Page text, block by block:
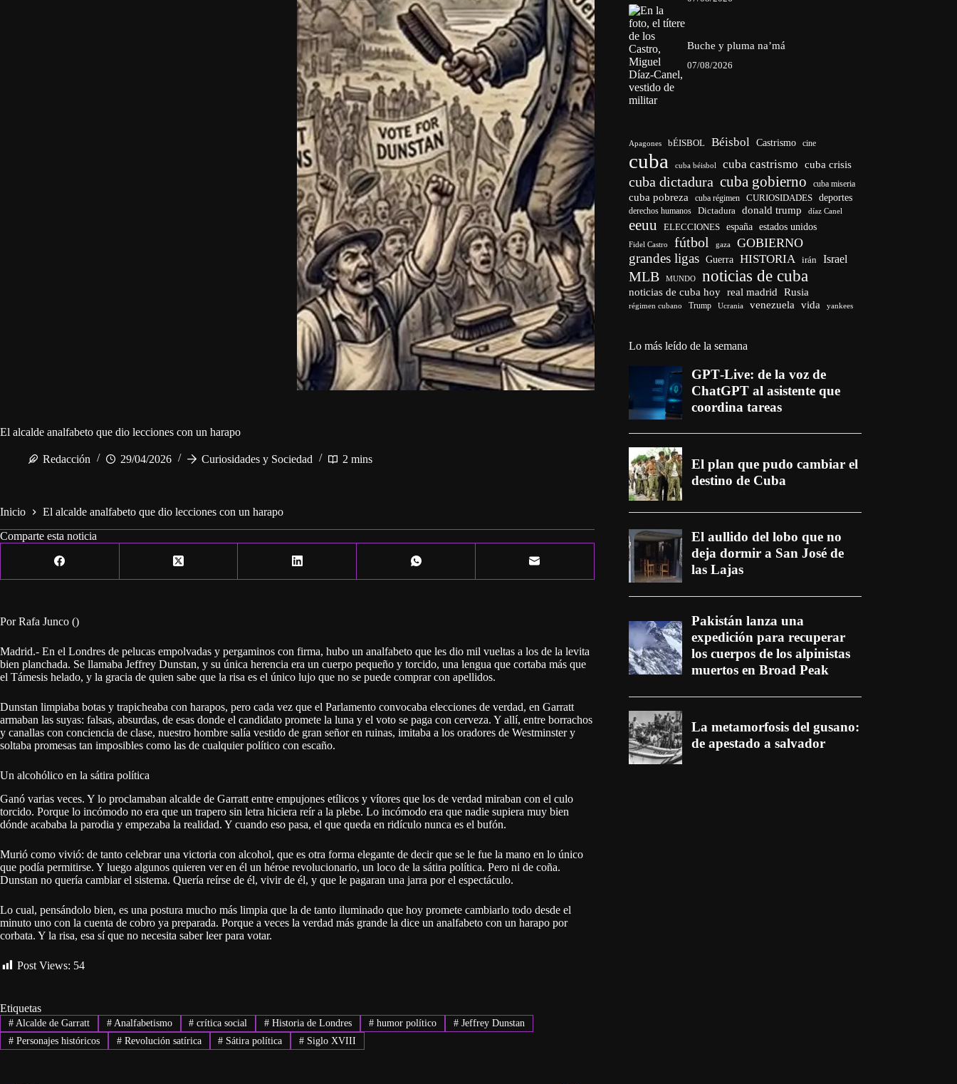
El alcalde analfabeto que dio lecciones con un harapo
Redacción 29/04/2026 Curiosidades y Sociedad 2 mins
Inicio
El alcalde analfabeto que dio lecciones con un harapo
Comparte esta noticia
Por Rafa Junco ()
Madrid.- En el Londres de pelucas empolvadas y pergaminos con firma, hubo un analfabeto que les dio mil vueltas a los de la levita
bien planchada. Se llamaba Jeffrey Dunstan, y su única herencia era un cuerpo pequeño y torcido, una lengua que cortaba más que
el Támesis helado, y la gracia de quien sabe que la risa es el único lujo que no se puede comprar con apellidos.
Dunstan limpiaba botas y trapicheaba con harapos, pero cada vez que el Parlamento convocaba elecciones de verdad, en Garratt
armaban las suyas: falsas, absurdas, de esas donde el candidato promete la luna y el voto se paga con cerveza. Y allí, entre borrachos
y canallas con conciencia de clase, nuestro hombre salía vestido de gran señor en ruinas, imitaba a los oradores de Westminster y
soltaba promesas tan imposibles como las de cualquier político con escaño.
Un alcohólico en la sátira política
Ganó varias veces. Y lo proclamaban alcalde de Garratt entre empujones etílicos y vítores que los de verdad miraban con el culo
torcido. Porque lo incómodo no era que un trapero sin letra hiciera reír a la plebe. Lo incómodo era que nadie supiera muy bien
dónde acababa la parodia y empezaba la realidad. Y cuando eso pasa, el que queda en ridículo nunca es el bufón.
Murió como vivió: de tanto celebrar una victoria con alcohol, que es otra forma elegante de decir que se le fue la mano en lo único
que podía permitirse. Y luego algunos quieren ver en él un héroe revolucionario, un loco de la sátira política. Pero ni de coña.
Dunstan no quería cambiar el sistema. Quería reírse de él, vivir de él, y que le pagaran una jarra por el espectáculo.
Lo cual, pensándolo bien, es una postura mucho más limpia que la de tanto iluminado que hoy promete cambiarlo todo desde el
minuto uno con la cuenta de cobro ya preparada. Porque a veces la verdad más grande la dice un analfabeto con un harapo por
corbata. Y la risa, esa sí que no necesita saber leer para votar.
Post Views: 54
Etiquetas
#Alcalde de Garratt #Analfabetismo # crítica social # Historia de Londres # humor político #Jeffrey Dunstan
#Personajes históricos #Revolución satírica # Sátira política # Siglo XVIII
Buche y pluma na’má
07/08/2026
Apagones bÉISBOL Béisbol Castrismo cine
cuba cuba béisbol cuba castrismo cuba crisis
cuba dictadura cuba gobierno cuba miseria
cuba pobreza cuba régimen CURIOSIDADES deportes
derechos humanos Dictadura donald trump díaz Canel
eeuu ELECCIONES españa estados unidos
Fidel Castro fútbol gaza GOBIERNO
grandes ligas Guerra HISTORIA irán Israel
MLB MUNDO noticias de cuba
noticias de cuba hoy real madrid Rusia
régimen cubano Trump Ucrania venezuela vida yankees
Lo más leído de la semana